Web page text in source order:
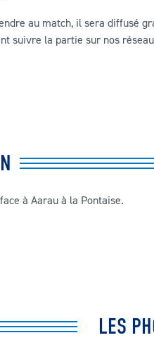
au match, il sera diffusé
suivre la partie sur nos
à Aarau à la Pontaise.
LES